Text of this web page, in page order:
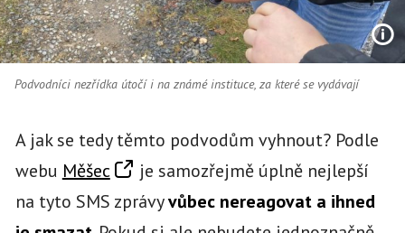
Podvodníci nezřídka útočí i na známé instituce, za které se vydávají
A jak se tedy těmto podvodům vyhnout? Podle
webu Měšec
je samozřejmě úplně nejlepší
na tyto SMS zprávyvůbec nereagovat a ihned